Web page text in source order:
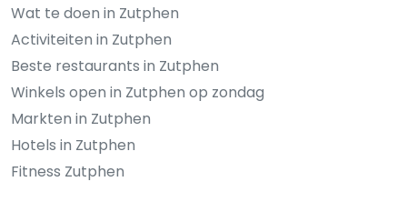
Wat te doen in Zutphen
Activiteiten in Zutphen
Beste restaurants in Zutphen
Winkels open in Zutphen op zondag
Markten in Zutphen
Hotels in Zutphen
Fitness Zutphen